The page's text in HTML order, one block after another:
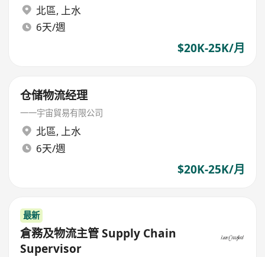
北區, 上水
6天/週
$20K-25K/月
仓储物流经理
一一宇宙貿易有限公司
北區, 上水
6天/週
$20K-25K/月
最新
倉務及物流主管 Supply Chain
Supervisor